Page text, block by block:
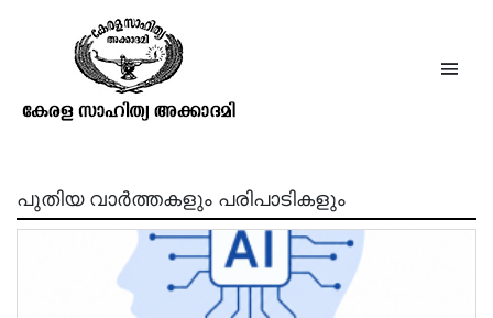
സന്മാര്‍ഗ്ഗപ്രവേശിക
പുതിയ വാർത്തകളും പരിപാടികളും